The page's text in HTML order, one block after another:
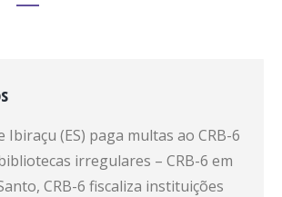
Ibiraçu (ES) paga multas ao CRB-6
irregulares – CRB-6 em
CRB-6 fiscaliza instituições